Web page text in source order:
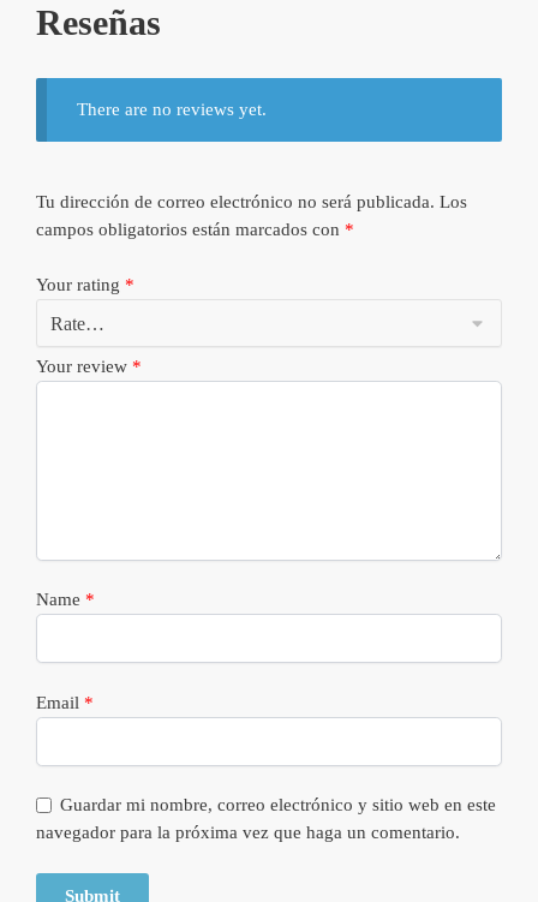
Reseñas
There are no reviews yet.
Tu dirección de correo electrónico no será publicada. Los
campos obligatorios están marcados con *
Your rating *
Your review *
Name *
Email *
Guardar mi nombre, correo electrónico y sitio web en este
navegador para la próxima vez que haga un comentario.